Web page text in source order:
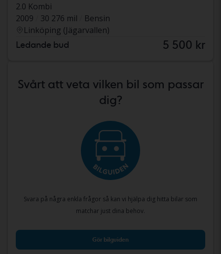
2.0 Kombi
2009
30 276 mil
Bensin
Linköping (Jägarvallen)
Ledande bud 5 500 kr
Svårt att veta vilken bil som passar
dig?
Svara på några enkla frågor så kan vi hjälpa dig hitta bilar som
matchar just dina behov.
Gör bilguiden